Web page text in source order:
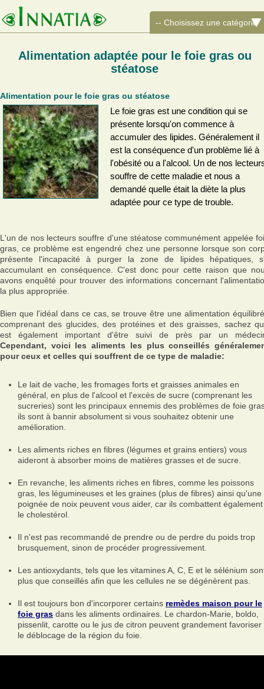
Alimentation adaptée pour le foie gras ou
stéatose
Alimentation pour le foie gras ou stéatose
Le foie gras est une condition qui se
présente lorsqu'on commence à
accumuler des lipides. Généralement il
est la conséquence d'un problème lié à
l'obésité ou a l'alcool. Un de nos
souffre de cette maladie et nous a
demandé quelle était la diète la plus
adaptée pour ce type de trouble.
L'un de nos lecteurs souffre d'une stéatose communément appelée
gras, ce problème est engendré chez une personne lorsque son
présente l'incapacité à purger la zone de lipides hépatiques,
accumulant en conséquence. C'est donc pour cette raison que
avons enquêté pour trouver des informations concernant
la plus appropriée.
Bien que l'idéal dans ce cas, se trouve être une alimentation
comprenant des glucides, des protéines et des graisses, sachez
est également important d'être suivi de près par un
Cependant, voici les aliments les plus conseillés
pour ceux et celles qui souffrent de ce type de maladie:
Le lait de vache, les fromages forts et graisses animales en
général, en plus de l'alcool et l'excès de sucre (comprenant les
sucreries) sont les principaux ennemis des problèmes de foie
ils sont à bannir absolument si vous souhaitez obtenir une
amélioration.
Les aliments riches en fibres (légumes et grains entiers) vous
aideront à absorber moins de matières grasses et de sucre.
En revanche, les aliments riches en fibres, comme les poissons
gras, les légumineuses et les graines (plus de fibres) ainsi qu'une
poignée de noix peuvent vous aider, car ils combattent également
le cholestérol.
Il n'est pas recommandé de prendre ou de perdre du poids trop
brusquement, sinon de procéder progressivement.
Les antioxydants, tels que les vitamines A, C, E et le sélénium
plus que conseillés afin que les cellules ne se dégénèrent pas.
Il est toujours bon d'incorporer certains remèdes maison pour le
foie gras dans les aliments ordinaires. Le chardon-Marie, boldo,
pissenlit, carotte ou le jus de citron peuvent grandement favoriser
le déblocage de la région du foie.